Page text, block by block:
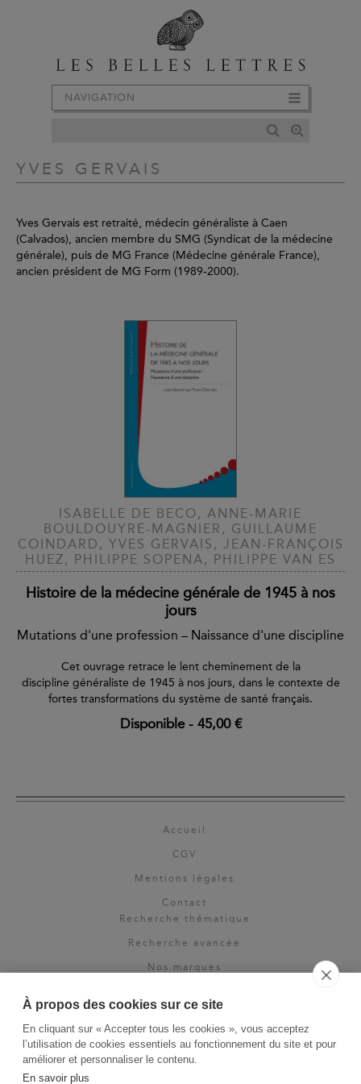
À propos des cookies sur ce site
En cliquant sur « Accepter tous les cookies », vous acceptez
l’utilisation de cookies essentiels au fonctionnement du site et pour
améliorer et personnaliser le contenu.
En savoir plus
NAVIGATION
YVES GERVAIS
Yves Gervais est retraité, médecin généraliste à Caen
(Calvados), ancien membre du SMG (Syndicat de la médecine
générale), puis de MG France (Médecine générale France),
ancien président de MG Form (1989‑2000).
ISABELLE DE BECO, ANNE-MARIE
BOULDOUYRE-MAGNIER, GUILLAUME
COINDARD, YVES GERVAIS, JEAN-FRANÇOIS
HUEZ, PHILIPPE SOPENA, PHILIPPE VAN ES
Histoire de la médecine générale de 1945 à nos
jours
Mutations d'une profession – Naissance d'une discipline
Cet ouvrage retrace le lent cheminement de la
discipline généraliste de 1945 à nos jours, dans le contexte de
fortes transformations du système de santé français.
Disponible- 45,00 €
Accueil
CGV
Mentions légales
Contact
Recherche thématique
Recherche avancée
Nos marques
Espace pro
Newsletter
La Vie des Classiques